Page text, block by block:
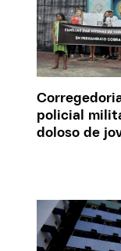
policial
doloso de